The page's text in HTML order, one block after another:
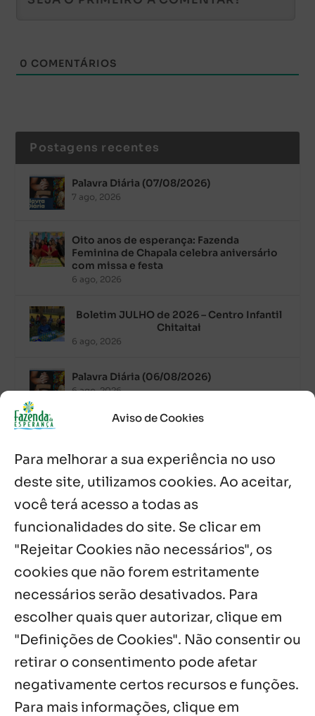
Aviso de Cookies
Para melhorar a sua experiência no uso
deste site, utilizamos cookies. Ao aceitar,
você terá acesso a todas as
funcionalidades do site. Se clicar em
"Rejeitar Cookies não necessários", os
cookies que não forem estritamente
necessários serão desativados. Para
escolher quais quer autorizar, clique em
"Definições de Cookies". Não consentir ou
retirar o consentimento pode afetar
negativamente certos recursos e funções.
Para mais informações, clique em
0 COMENTÁRIOS
Postagens recentes
Palavra Diária (07/08/2026)
7 ago, 2026
Oito anos de esperança: Fazenda
Feminina de Chapala celebra aniversário
com missa e festa
6 ago, 2026
Boletim JULHO de 2026 – Centro Infantil
Chitaitai
6 ago, 2026
Palavra Diária (06/08/2026)
6 ago, 2026
de Guadalajara
Fazenda Dom Mário comemora 5 anos
com testemunhos e missa em São
Cristóvão
5 ago, 2026
Notícias por Categoria
Próximos Eventos